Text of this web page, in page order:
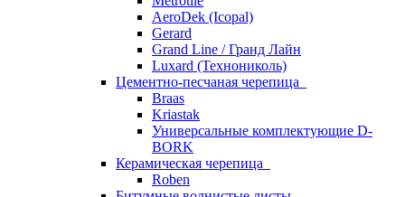
AeroDek (Icopal)
Gerard
Grand Line / Гранд Лайн
Luxard (Технониколь)
Цементно-песчаная черепица
Braas
Kriastak
Универсальные комплектующие D-
BORK
Керамическая черепица
Roben